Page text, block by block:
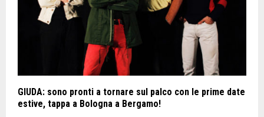
GIUDA: sono pronti a tornare sul palco con le prime date
estive, tappa a Bologna a Bergamo!